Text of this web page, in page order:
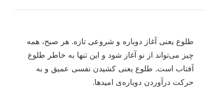
طلوع یعنی آغاز دوباره و شروعی تازه. هر صبح، همه
چیز می‌تواند از نو آغاز شود و این تنها به خاطر طلوع
آفتاب است. طلوع یعنی کشیدن نفسی عمیق و به
حرکت درآوردن دوباره‌ی امیدها.